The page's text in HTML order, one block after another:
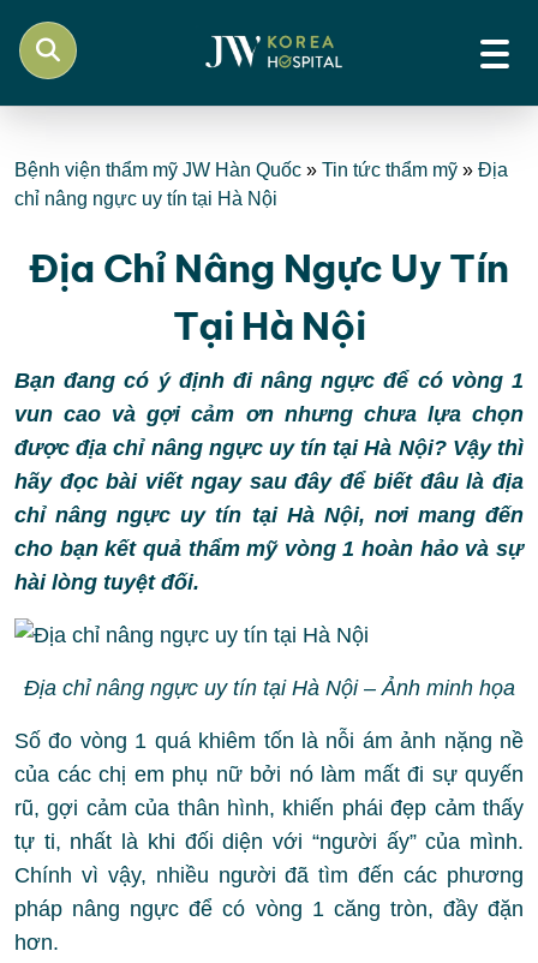
Bệnh viện thẩm mỹ JW Hàn Quốc » Tin tức thẩm mỹ » Địa
chỉ nâng ngực uy tín tại Hà Nội
Địa Chỉ Nâng Ngực Uy Tín
Tại Hà Nội
Bạn đang có ý định đi nâng ngực để có vòng 1
vun cao và gợi cảm ơn nhưng chưa lựa chọn
được địa chỉ nâng ngực uy tín tại Hà Nội? Vậy thì
hãy đọc bài viết ngay sau đây để biết đâu là địa
chỉ nâng ngực uy tín tại Hà Nội, nơi mang đến
cho bạn kết quả thẩm mỹ vòng 1 hoàn hảo và sự
hài lòng tuyệt đối.
Địa chỉ nâng ngực uy tín tại Hà Nội – Ảnh minh họa
Số đo vòng 1 quá khiêm tốn là nỗi ám ảnh nặng nề
của các chị em phụ nữ bởi nó làm mất đi sự quyến
rũ, gợi cảm của thân hình, khiến phái đẹp cảm thấy
tự ti, nhất là khi đối diện với “người ấy” của mình.
Chính vì vậy, nhiều người đã tìm đến các phương
pháp nâng ngực để có vòng 1 căng tròn, đầy đặn
hơn.